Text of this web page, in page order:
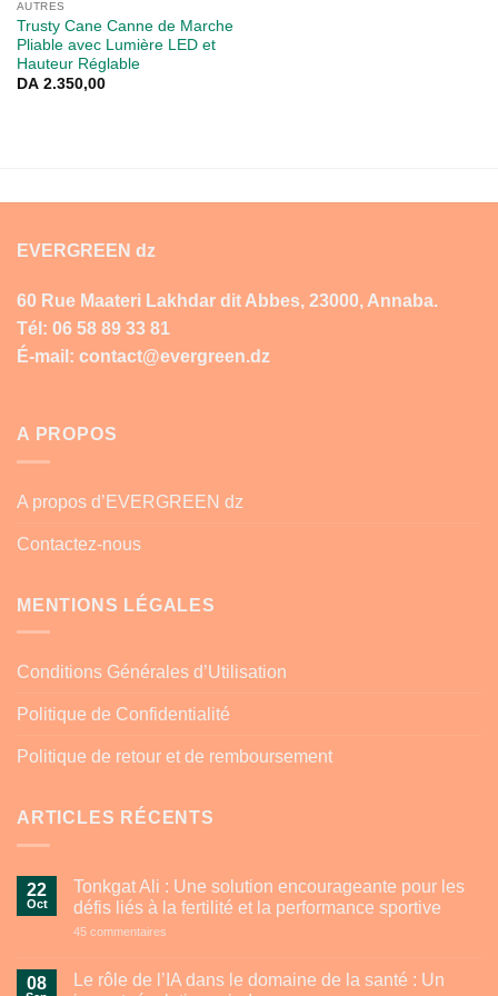
AUTRES
Trusty Cane Canne de Marche
Pliable avec Lumière LED et
Hauteur Réglable
DA2.350,00
EVERGREEN dz
60 Rue Maateri Lakhdar dit Abbes, 23000, Annaba.
Tél: 06 58 89 33 81
É-mail: contact@evergreen.dz
A PROPOS
A propos d’EVERGREEN dz
Contactez-nous
MENTIONS LÉGALES
Conditions Générales d’Utilisation
Politique de Confidentialité
Politique de retour et de remboursement
ARTICLES RÉCENTS
22
Oct
Tonkgat Ali : Une solution encourageante pour les
défis liés à la fertilité et la performance sportive
45 commentaires
:
Une
08
Le rôle de l’IA dans le domaine de la santé : Un